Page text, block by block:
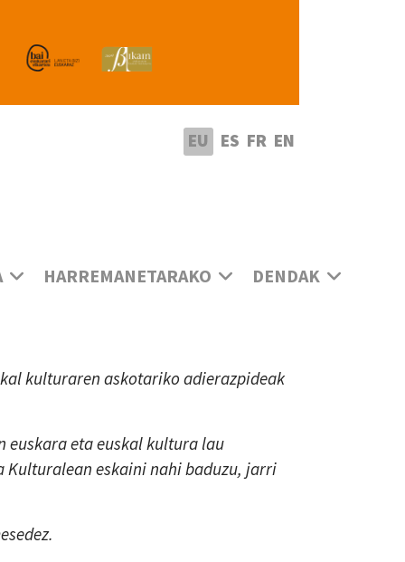
EU ES FR EN
HARREMANETARAKO DENDAK
kulturaren askotariko adierazpideak
euskara eta euskal kultura lau
Kulturalean eskaini nahi baduzu, jarri